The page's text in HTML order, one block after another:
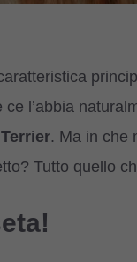
l’abbia
. Ma in che
Tutto quello